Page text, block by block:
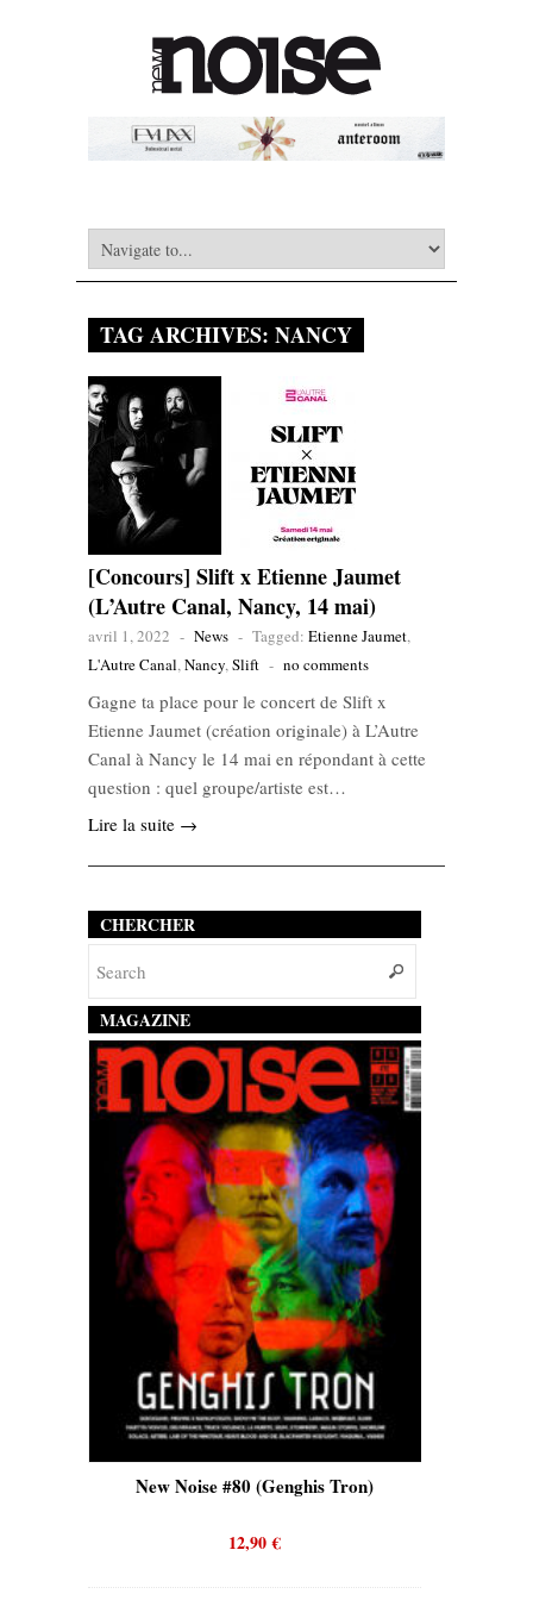
TAG ARCHIVES: NANCY
[Concours] Slift x Etienne Jaumet
(L’Autre Canal, Nancy, 14 mai)
avril 1, 2022 - News - Tagged: Etienne Jaumet,
L'Autre Canal,Nancy,Slift - no comments
Gagne ta place pour le concert de Slift x
Etienne Jaumet (création originale) à L’Autre
Canal à Nancy le 14 mai en répondant à cette
question : quel groupe/artiste est…
Lire la suite →
CHERCHER
MAGAZINE
New Noise #80 (Genghis Tron)
12,90€